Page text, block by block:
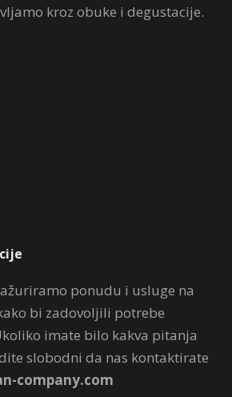
kroz obuke i degustacije.
ponudu i usluge na
bi zadovoljili potrebe
imate bilo kakva pitanja
slobodni da nas kontaktirate
company.com